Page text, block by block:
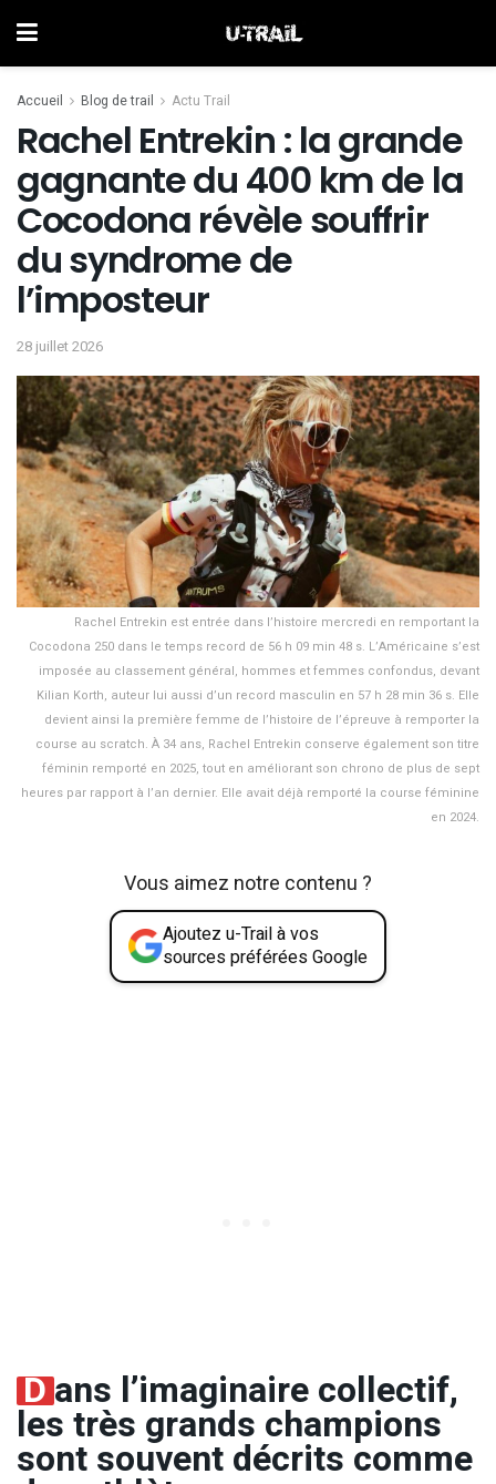
Accueil Blog de trail Actu Trail
Rachel Entrekin : la grande
gagnante du 400 km de la
Cocodona révèle souffrir
du syndrome de
l’imposteur
28 juillet 2026
Rachel Entrekin est entrée dans l’histoire mercredi en remportant la
Cocodona 250 dans le temps record de 56 h 09 min 48 s. L’Américaine s’est
imposée au classement général, hommes et femmes confondus, devant
Kilian Korth, auteur lui aussi d’un record masculin en 57 h 28 min 36 s. Elle
devient ainsi la première femme de l’histoire de l’épreuve à remporter la
course au scratch. À 34 ans, Rachel Entrekin conserve également son titre
féminin remporté en 2025, tout en améliorant son chrono de plus de sept
heures par rapport à l’an dernier. Elle avait déjà remporté la course féminine
en 2024.
Vous aimez notre contenu ?
Ajoutez u-Trail à vos
sources préférées Google
Dans l’imaginaire collectif,
les très grands champions
sont souvent décrits comme